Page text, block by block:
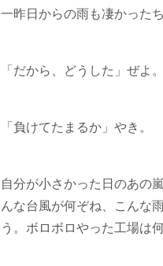
一昨日からの雨も凄かった
「だから、どうした」ぜよ。
「負けてたまるか」やき。
自分が小さかった日のあの
んな台風が何ぞね、こんな
う。ボロボロやった工場は